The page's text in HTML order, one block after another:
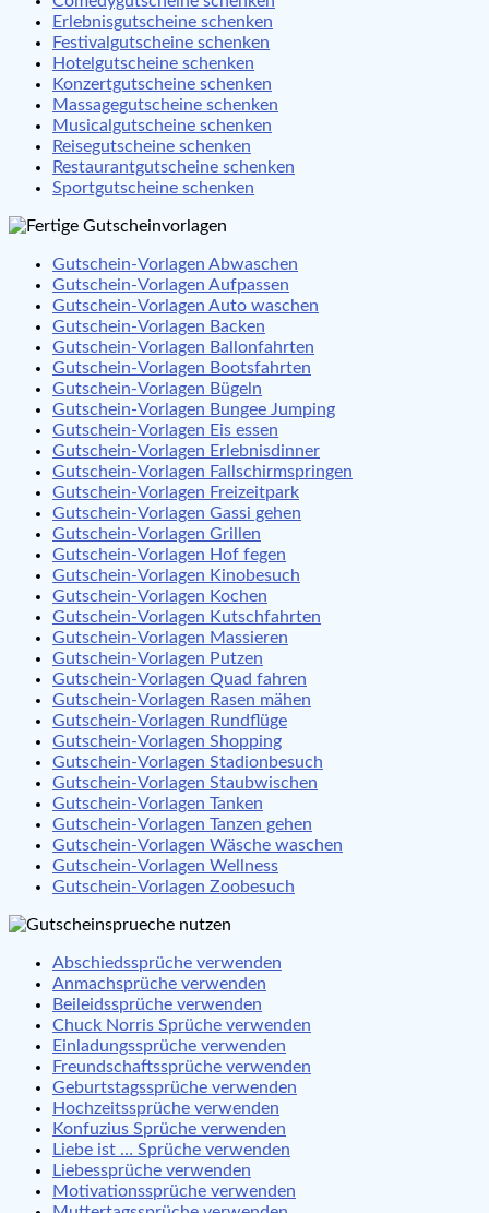
Erlebnisgutscheine schenken
Festivalgutscheine schenken
Hotelgutscheine schenken
Konzertgutscheine schenken
Massagegutscheine schenken
Musicalgutscheine schenken
Reisegutscheine schenken
Restaurantgutscheine schenken
Sportgutscheine schenken
Gutschein-Vorlagen Abwaschen
Gutschein-Vorlagen Aufpassen
Gutschein-Vorlagen Auto waschen
Gutschein-Vorlagen Backen
Gutschein-Vorlagen Ballonfahrten
Gutschein-Vorlagen Bootsfahrten
Gutschein-Vorlagen Bügeln
Gutschein-Vorlagen Bungee Jumping
Gutschein-Vorlagen Eis essen
Gutschein-Vorlagen Erlebnisdinner
Gutschein-Vorlagen Fallschirmspringen
Gutschein-Vorlagen Freizeitpark
Gutschein-Vorlagen Gassi gehen
Gutschein-Vorlagen Grillen
Gutschein-Vorlagen Hof fegen
Gutschein-Vorlagen Kinobesuch
Gutschein-Vorlagen Kochen
Gutschein-Vorlagen Kutschfahrten
Gutschein-Vorlagen Massieren
Gutschein-Vorlagen Putzen
Gutschein-Vorlagen Quad fahren
Gutschein-Vorlagen Rasen mähen
Gutschein-Vorlagen Rundflüge
Gutschein-Vorlagen Shopping
Gutschein-Vorlagen Stadionbesuch
Gutschein-Vorlagen Staubwischen
Gutschein-Vorlagen Tanken
Gutschein-Vorlagen Tanzen gehen
Gutschein-Vorlagen Wäsche waschen
Gutschein-Vorlagen Wellness
Gutschein-Vorlagen Zoobesuch
Abschiedssprüche verwenden
Anmachsprüche verwenden
Beileidssprüche verwenden
Chuck Norris Sprüche verwenden
Einladungssprüche verwenden
Freundschaftssprüche verwenden
Geburtstagssprüche verwenden
Hochzeitssprüche verwenden
Konfuzius Sprüche verwenden
Liebe ist … Sprüche verwenden
Liebessprüche verwenden
Motivationssprüche verwenden